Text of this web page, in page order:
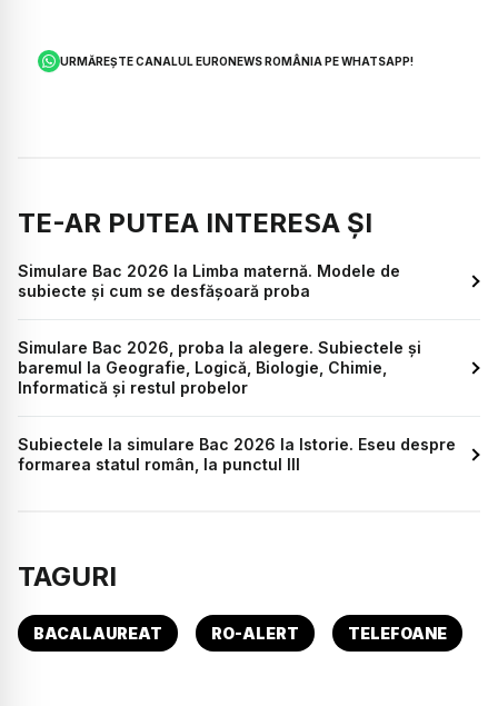
URMĂREȘTE CANALUL EURONEWS ROMÂNIA PE WHATSAPP!
TE-AR PUTEA INTERESA ȘI
Simulare Bac 2026 la Limba maternă. Modele de
subiecte și cum se desfășoară proba
Simulare Bac 2026, proba la alegere. Subiectele și
baremul la Geografie, Logică, Biologie, Chimie,
Informatică și restul probelor
Subiectele la simulare Bac 2026 la Istorie. Eseu despre
formarea statul român, la punctul III
TAGURI
BACALAUREAT RO-ALERT TELEFOANE